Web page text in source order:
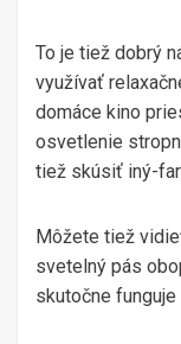
To je tiež dobrý
využívať
domáce kino
osvetlenie
tiež skúsiť iný-
Môžete tiež
svetelný pás
skutočne funguje